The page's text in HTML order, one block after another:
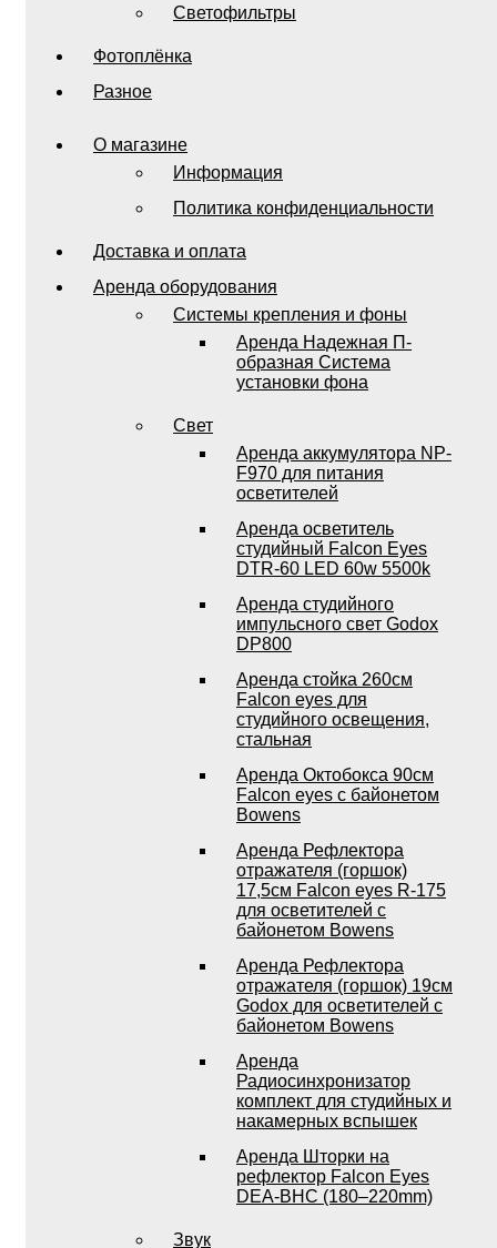
Светофильтры
Фотоплёнка
Разное
О магазине
Информация
Политика конфиденциальности
Доставка и оплата
Аренда оборудования
Системы крепления и фоны
Аренда Надежная П-
образная Система
установки фона
Свет
Аренда аккумулятора NP-
F970 для питания
осветителей
Аренда осветитель
студийный Falcon Eyes
DTR-60 LED 60w 5500k
Аренда студийного
импульсного свет Godox
DP800
Аренда стойка 260см
Falcon eyes для
студийного освещения,
стальная
Аренда Октобокса 90см
Falcon eyes с байонетом
Bowens
Аренда Рефлектора
отражателя (горшок)
17,5см Falcon eyes R-175
для осветителей с
байонетом Bowens
Аренда Рефлектора
отражателя (горшок) 19см
Godox для осветителей с
байонетом Bowens
Аренда
Радиосинхронизатор
комплект для студийных и
накамерных вспышек
Аренда Шторки на
рефлектор Falcon Eyes
DEA-BHC (180–220mm)
Звук